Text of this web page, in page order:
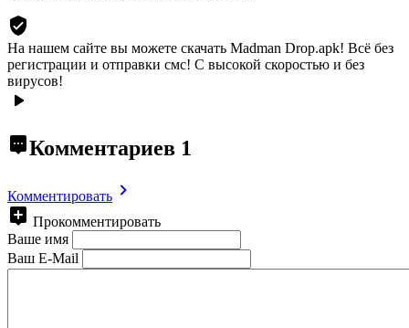
На нашем сайте вы можете скачать Madman Drop.apk! Всё без
регистрации и отправки смс! С высокой скоростью и без
вирусов!
Комментариев 1
Комментировать
Прокомментировать
Ваше имя
Ваш E-Mail